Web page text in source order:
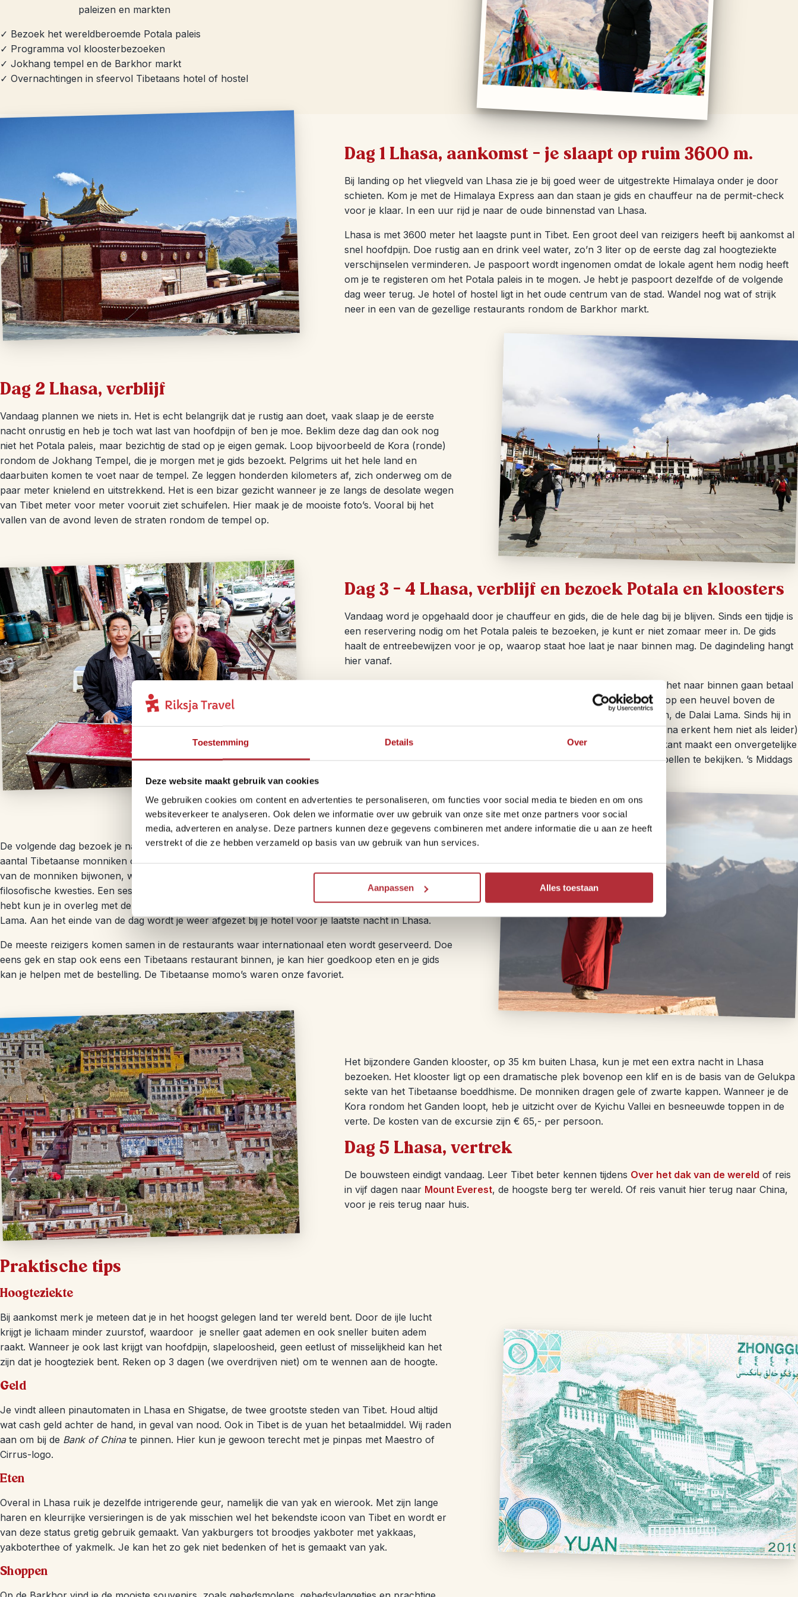
Toestemming Details Over
Deze website maakt gebruik van cookies
We gebruiken cookies om content en advertenties te personaliseren, om functies voor social media te bieden en om ons
websiteverkeer te analyseren. Ook delen we informatie over uw gebruik van onze site met onze partners voor social
media, adverteren en analyse. Deze partners kunnen deze gegevens combineren met andere informatie die u aan ze heeft
verstrekt of die ze hebben verzameld op basis van uw gebruik van hun services.
Aanpassen Alles toestaan
paleizen en markten
✓ Bezoek het wereldberoemde Potala paleis
✓ Programma vol kloosterbezoeken
✓ Jokhang tempel en de Barkhor markt
✓ Overnachtingen in sfeervol Tibetaans hotel of hostel
Dag 1 Lhasa, aankomst – je slaapt op ruim 3600 m.
Bij landing op het vliegveld van Lhasa zie je bij goed weer de uitgestrekte Himalaya onder je door
schieten. Kom je met de Himalaya Express aan dan staan je gids en chauffeur na de permit-check
voor je klaar. In een uur rijd je naar de oude binnenstad van Lhasa.
Lhasa is met 3600 meter het laagste punt in Tibet. Een groot deel van reizigers heeft bij aankomst al
snel hoofdpijn. Doe rustig aan en drink veel water, zo’n 3 liter op de eerste dag zal hoogteziekte
verschijnselen verminderen. Je paspoort wordt ingenomen omdat de lokale agent hem nodig heeft
om je te registeren om het Potala paleis in te mogen. Je hebt je paspoort dezelfde of de volgende
dag weer terug. Je hotel of hostel ligt in het oude centrum van de stad. Wandel nog wat of strijk
neer in een van de gezellige restaurants rondom de Barkhor markt.
Dag 2 Lhasa, verblijf
Vandaag plannen we niets in. Het is echt belangrijk dat je rustig aan doet, vaak slaap je de eerste
nacht onrustig en heb je toch wat last van hoofdpijn of ben je moe. Beklim deze dag dan ook nog
niet het Potala paleis, maar bezichtig de stad op je eigen gemak. Loop bijvoorbeeld de Kora (ronde)
rondom de Jokhang Tempel, die je morgen met je gids bezoekt. Pelgrims uit het hele land en
daarbuiten komen te voet naar de tempel. Ze leggen honderden kilometers af, zich onderweg om de
paar meter knielend en uitstrekkend. Het is een bizar gezicht wanneer je ze langs de desolate wegen
van Tibet meter voor meter vooruit ziet schuifelen. Hier maak je de mooiste foto’s. Vooral bij het
vallen van de avond leven de straten rondom de tempel op.
Dag 3 – 4 Lhasa, verblijf en bezoek Potala en kloosters
Vandaag word je opgehaald door je chauffeur en gids, die de hele dag bij je blijven. Sinds een tijdje is
een reservering nodig om het Potala paleis te bezoeken, je kunt er niet zomaar meer in. De gids
haalt de entreebewijzen voor je op, waarop staat hoe laat je naar binnen mag. De dagindeling hangt
hier vanaf.
We proberen te regelen dat je ’s morgens het Potala paleis bezoekt. Bij het naar binnen gaan betaal
je altijd nog de entree van ca. € 15,-. Het Potala stamt uit 1600 en staat op een heuvel boven de
stad. Het was de verblijfplaats van de geestelijke leider van de Tibetanen, de Dalai Lama. Sinds hij in
ballingschap in India leeft – door de annexatie van Tibet aan China (China erkent hem niet als leider)
– is het enorme complex open voor toeristen. Het uitzicht aan de voorkant maakt een onvergetelijke
indruk. Je bent zo’n twee uur onderweg om de kamers, tempels en kapellen te bekijken. ’s Middags
De volgende dag bezoek je naar het Drepung- en Sera klooster. In deze kloosters wordt een groot
aantal Tibetaanse monniken opgeleid. Bij het Sera klooster kun je de zogenaamde ‘debating session’
van de monniken bijwonen, waarbij de monniken hevig met elkaar debatteren over ingewikkelde
filosofische kwesties. Een sessie die je nergens anders ter wereld ziet. Als je nog tijd en puf over
hebt kun je in overleg met de gids nog naar het Norbulinka-paleis – het zomerverblijf van de Dalai
Lama. Aan het einde van de dag wordt je weer afgezet bij je hotel voor je laatste nacht in Lhasa.
De meeste reizigers komen samen in de restaurants waar internationaal eten wordt geserveerd. Doe
eens gek en stap ook eens een Tibetaans restaurant binnen, je kan hier goedkoop eten en je gids
kan je helpen met de bestelling. De Tibetaanse momo’s waren onze favoriet.
Het bijzondere Ganden klooster, op 35 km buiten Lhasa, kun je met een extra nacht in Lhasa
bezoeken. Het klooster ligt op een dramatische plek bovenop een klif en is de basis van de Gelukpa
sekte van het Tibetaanse boeddhisme. De monniken dragen gele of zwarte kappen. Wanneer je de
Kora rondom het Ganden loopt, heb je uitzicht over de Kyichu Vallei en besneeuwde toppen in de
verte. De kosten van de excursie zijn € 65,- per persoon.
Dag 5 Lhasa, vertrek
De bouwsteen eindigt vandaag. Leer Tibet beter kennen tijdens Over het dak van de wereld of reis
in vijf dagen naar Mount Everest, de hoogste berg ter wereld. Of reis vanuit hier terug naar China,
voor je reis terug naar huis.
Praktische tips
Hoogteziekte
Bij aankomst merk je meteen dat je in het hoogst gelegen land ter wereld bent. Door de ijle lucht
krijgt je lichaam minder zuurstof, waardoor je sneller gaat ademen en ook sneller buiten adem
raakt. Wanneer je ook last krijgt van hoofdpijn, slapeloosheid, geen eetlust of misselijkheid kan het
zijn dat je hoogteziek bent. Reken op 3 dagen (we overdrijven niet) om te wennen aan de hoogte.
Geld
Je vindt alleen pinautomaten in Lhasa en Shigatse, de twee grootste steden van Tibet. Houd altijd
wat cash geld achter de hand, in geval van nood. Ook in Tibet is de yuan het betaalmiddel. Wij raden
aan om bij de Bank of Chinate pinnen. Hier kun je gewoon terecht met je pinpas met Maestro of
Cirrus-logo.
Eten
Overal in Lhasa ruik je dezelfde intrigerende geur, namelijk die van yak en wierook. Met zijn lange
haren en kleurrijke versieringen is de yak misschien wel het bekendste icoon van Tibet en wordt er
van deze status gretig gebruik gemaakt. Van yakburgers tot broodjes yakboter met yakkaas,
yakboterthee of yakmelk. Je kan het zo gek niet bedenken of het is gemaakt van yak.
Shoppen